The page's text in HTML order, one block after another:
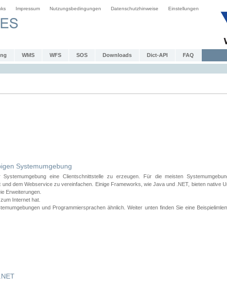
Impressum Nutzungsbedingungen Datenschutzhinweise Einstellungen
WMS WFS SOS Downloads Dict-API FAQ
Systemumgebung
eine Clientschnittstelle zu erzeugen. Für die meisten
dem Webservice zu vereinfachen. Einige Frameworks, wie Java und .NET, bieten native
Erweiterungen.
Internet hat.
und Programmiersprachen ähnlich. Weiter unten finden Sie eine